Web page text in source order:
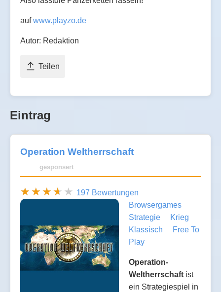
aufwww.playzo.de
Autor: Redaktion
Teilen
Eintrag
Operation Weltherrschaft
gesponsert
197 Bewertungen
Browsergames
Strategie
Krieg
Klassisch
Free To
Play
Operation-
Weltherrschaft ist
ein Strategiespiel in